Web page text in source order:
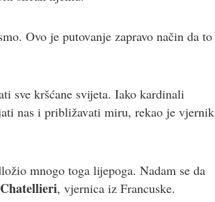
Ovo je putovanje zapravo način da to
sve kršćane svijeta. Iako kardinali
nas i približavati miru, rekao je vjernik
mnogo toga lijepoga. Nadam se da
, vjernica iz Francuske.